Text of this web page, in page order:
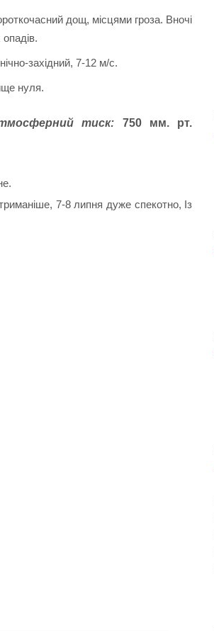
дощ, місцями гроза. Вночі
опадів.
західний, 7-12 м/с.
нуля.
тиск: 750 мм. рт.
7-8 липня дуже спекотно, Із